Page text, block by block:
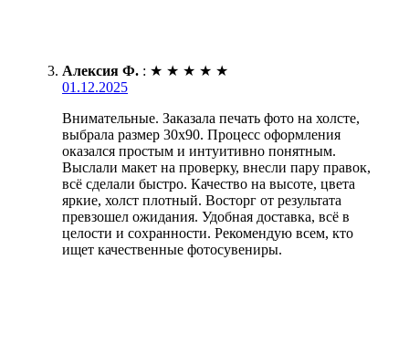
Алексия Ф. : ★ ★ ★ ★ ★
01.12.2025
Внимательные. Заказала печать фото на холсте,
выбрала размер 30х90. Процесс оформления
оказался простым и интуитивно понятным.
Выслали макет на проверку, внесли пару правок,
всё сделали быстро. Качество на высоте, цвета
яркие, холст плотный. Восторг от результата
превзошел ожидания. Удобная доставка, всё в
целости и сохранности. Рекомендую всем, кто
ищет качественные фотосувениры.